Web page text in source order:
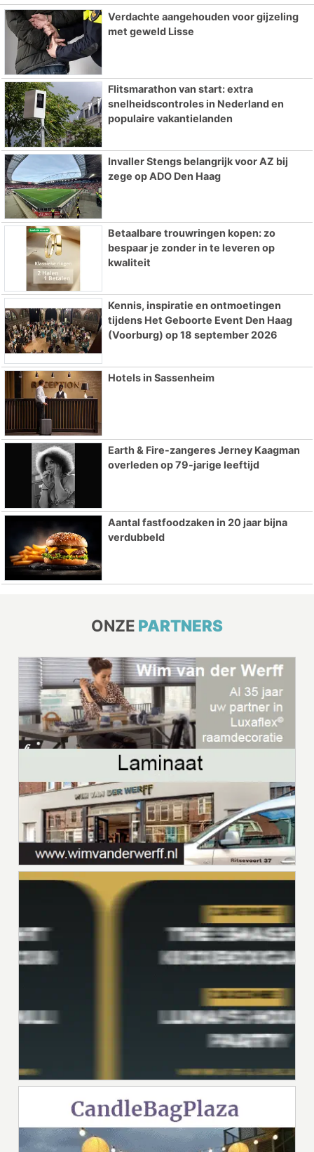
Verdachte aangehouden voor gijzeling
met geweld Lisse
Flitsmarathon van start: extra
snelheidscontroles in Nederland en
populaire vakantielanden
Invaller Stengs belangrijk voor AZ bij
zege op ADO Den Haag
Betaalbare trouwringen kopen: zo
bespaar je zonder in te leveren op
kwaliteit
Kennis, inspiratie en ontmoetingen
tijdens Het Geboorte Event Den Haag
(Voorburg) op 18 september 2026
Hotels in Sassenheim
Earth & Fire-zangeres Jerney Kaagman
overleden op 79-jarige leeftijd
Aantal fastfoodzaken in 20 jaar bijna
verdubbeld
ONZE PARTNERS